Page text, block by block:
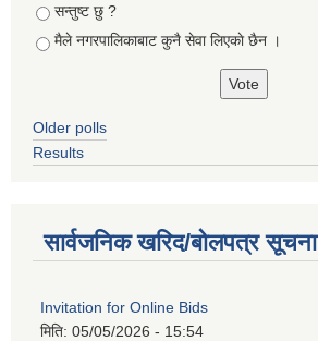
सन्तुष्ट छु ?
मैले नगरपालिकाबाट कुनै सेवा लिएकाे छैन ।
Older polls
Results
सार्वजनिक खरिद/बोलपत्र सूचना
Invitation for Online Bids
मिति: 05/05/2026 - 15:54